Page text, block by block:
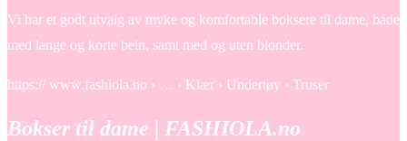
Vi har et godt utvalg av myke og komfortable boksere til dame, både
med lange og korte bein, samt med og uten blonder.
https:// www.fashiola.no › … › Klær › Undertøy › Truser
Bokser til dame | FASHIOLA.no